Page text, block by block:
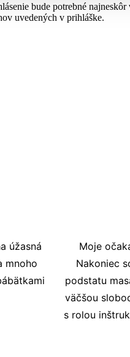
bude potrebné najneskôr
a pokynov uvedených v
úžasná
mnoho
Moje
Nakoniec
podstatu
väčšou
s rolou